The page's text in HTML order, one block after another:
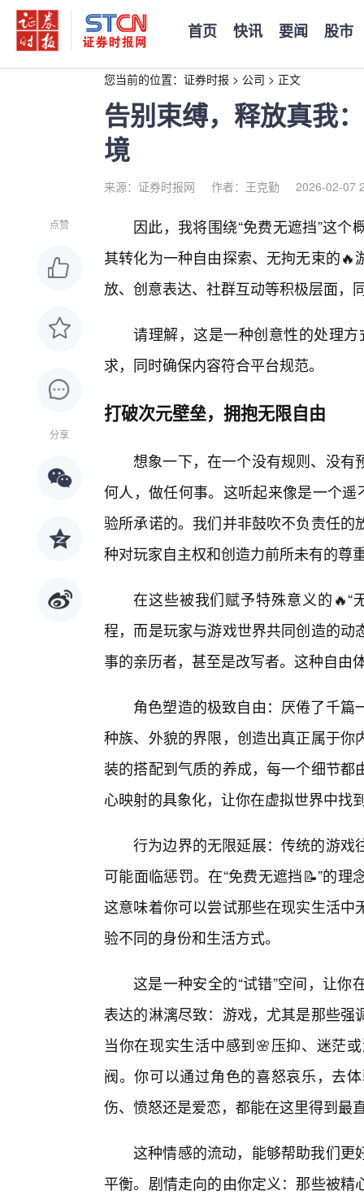
首页 快讯 要闻 股市
您当前的位置： 证券时报 > 公司 > 正文
告别束缚，释放真我
境
来源：证券时报网 作者：王克勤 2026-02-07
点赞
分享
因此，我将围绕“免费无遮挡”这
其转化为一种自由探索、无拘无束的
放、创意表达、社群互动等积极层面，
请理解，这是一种创意性的处理方
求，同时确保内容符合平台规范。
打破次元壁垒，拥抱无限自由
想象一下，在一个没有规则、没有
何人，做任何事。这听起来像是一个
验所承诺的。我们并非鼓吹不负责任
种对玩家自主权和创造力前所未有的尊
在这些被我们赋予特殊意义的🔥“
程，而是玩家与游戏世界共同创造的
事的亲历者，甚至是改写者。这种自由
角色塑造的极致自由：厌倦了千
种族、外貌的界限，创造出真正属于
装的搭配到气质的养成，每一个细节
心映射的具象化，让你在虚拟世界中找
行为边界的无限延展：传统的游戏
可能面临惩罚。在“免费无遮挡📝”的
这意味着你可以尝试那些在现实生活
验不同的身份和生活方式。
这是一种安全的“试错”空间，让
表达的淋漓尽致：游戏，尤其是那些
当你在现实生活中感到🌸压抑、迷茫
阀。你可以通过角色的喜怒哀乐，去
伤、愤怒还是爱恋，都能在这里得到最
这种情感的流动，能够帮助我们更
平衡。剧情走向的由你定义：那些被